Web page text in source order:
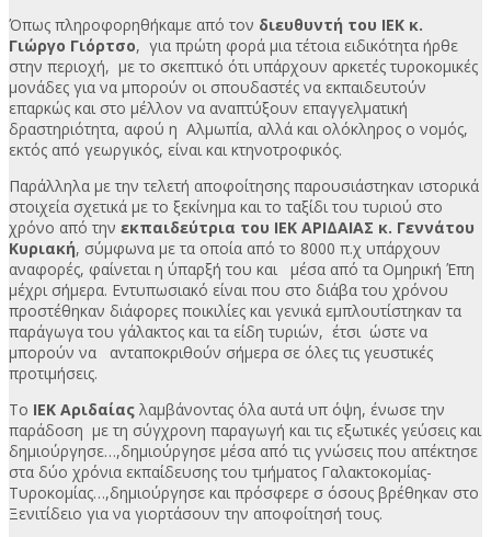
Όπως πληροφορηθήκαμε από τον διευθυντή του ΙΕΚ κ.
Γιώργο Γιόρτσο, για πρώτη φορά μια τέτοια ειδικότητα ήρθε
στην περιοχή, με το σκεπτικό ότι υπάρχουν αρκετές τυροκομικές
μονάδες για να μπορούν οι σπουδαστές να εκπαιδευτούν
επαρκώς και στο μέλλον να αναπτύξουν επαγγελματική
δραστηριότητα, αφού η Αλμωπία, αλλά και ολόκληρος ο νομός,
εκτός από γεωργικός, είναι και κτηνοτροφικός.
Παράλληλα με την τελετή αποφοίτησης παρουσιάστηκαν ιστορικά
στοιχεία σχετικά με το ξεκίνημα και το ταξίδι του τυριού στο
χρόνο από την εκπαιδεύτρια του ΙΕΚ ΑΡΙΔΑΙΑΣ κ. Γεννάτου
Κυριακή, σύμφωνα με τα οποία από το 8000 π.χ υπάρχουν
αναφορές, φαίνεται η ύπαρξή του και μέσα από τα Ομηρική Έπη
μέχρι σήμερα. Εντυπωσιακό είναι που στο διάβα του χρόνου
προστέθηκαν διάφορες ποικιλίες και γενικά εμπλουτίστηκαν τα
παράγωγα του γάλακτος και τα είδη τυριών, έτσι ώστε να
μπορούν να ανταποκριθούν σήμερα σε όλες τις γευστικές
προτιμήσεις.
Το ΙΕΚ Αριδαίας λαμβάνοντας όλα αυτά υπ όψη, ένωσε την
παράδοση με τη σύγχρονη παραγωγή και τις εξωτικές γεύσεις και
δημιούργησε…,δημιούργησε μέσα από τις γνώσεις που απέκτησε
στα δύο χρόνια εκπαίδευσης του τμήματος Γαλακτοκομίας-
Τυροκομίας…,δημιούργησε και πρόσφερε σ όσους βρέθηκαν στο
Ξενιτίδειο για να γιορτάσουν την αποφοίτησή τους.